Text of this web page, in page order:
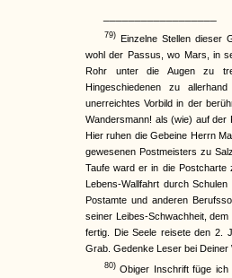
79) Einzelne Stellen dieser
wohl der Passus, wo Mars, in
Rohr unter die Augen zu
Hingeschiedenen zu
unerreichtes Vorbild in der
Wandersmann! als (wie) auf der
Hier ruhen die Gebeine Herrn
gewesenen Postmeisters zu
Taufe ward er in die Postcharte
Lebens-Wallfahrt durch
Postamte und anderen
seiner Leibes-Schwachheit,
fertig. Die Seele reisete den 2.
Grab. Gedenke Leser bei
80) Obiger Inschrift füge ich